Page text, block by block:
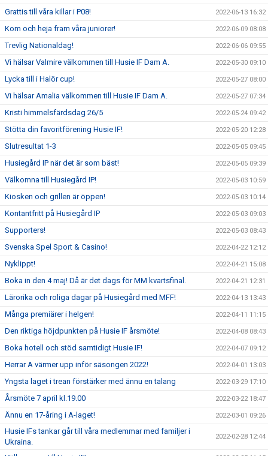
Grattis till våra killar i P08! 2022-06-13 16:32
Kom och heja fram våra juniorer! 2022-06-09 08:08
Trevlig Nationaldag! 2022-06-06 09:55
Vi hälsar Valmire välkommen till Husie IF Dam A. 2022-05-30 09:10
Lycka till i Halör cup! 2022-05-27 08:00
Vi hälsar Amalia välkommen till Husie IF Dam A. 2022-05-27 07:34
Kristi himmelsfärdsdag 26/5 2022-05-24 09:42
Stötta din favoritförening Husie IF! 2022-05-20 12:28
Slutresultat 1-3 2022-05-05 09:45
Husiegård IP när det är som bäst! 2022-05-05 09:39
Välkomna till Husiegård IP! 2022-05-03 10:59
Kiosken och grillen är öppen! 2022-05-03 10:14
Kontantfritt på Husiegård IP 2022-05-03 09:03
Supporters! 2022-05-03 08:43
Svenska Spel Sport & Casino! 2022-04-22 12:12
Nyklippt! 2022-04-21 15:08
Boka in den 4 maj! Då är det dags för MM kvartsfinal. 2022-04-21 12:31
Lärorika och roliga dagar på Husiegård med MFF! 2022-04-13 13:43
Många premiärer i helgen! 2022-04-11 11:15
Den riktiga höjdpunkten på Husie IF årsmöte! 2022-04-08 08:43
Boka hotell och stöd samtidigt Husie IF! 2022-04-07 09:12
Herrar A värmer upp inför säsongen 2022! 2022-04-01 13:03
Yngsta laget i trean förstärker med ännu en talang 2022-03-29 17:10
Årsmöte 7 april kl.19.00 2022-03-22 18:47
Ännu en 17-åring i A-laget! 2022-03-01 09:26
Husie IFs tankar går till våra medlemmar med familjer i
Ukraina.
2022-02-28 12:44